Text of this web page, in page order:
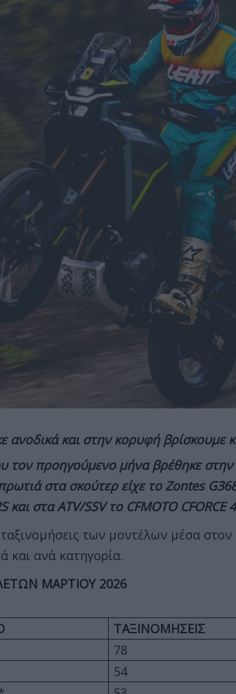
ανοδικά και στην κορυφή βρίσκουμε
τον προηγούμενο μήνα βρέθηκε στην
στα σκούτερ είχε το Zontes
και στα ATV/SSV το CFMOTO CFORCE
των μοντέλων μέσα
και ανά κατηγορία.
ΜΑΡΤΙΟΥ 2026
ΤΑΞΙΝΟΜΗΣΕΙΣ
78
54